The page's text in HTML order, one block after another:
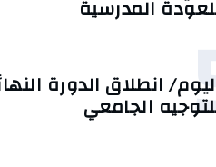
المدرسية
انطلاق الدورة
الجامعي